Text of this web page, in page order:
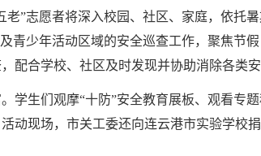
老”志愿者将深入校园、社区、家庭，依托
青少年活动区域的安全巡查工作，聚焦节
配合学校、社区及时发现并协助消除各类
学生们观摩“十防”安全教育展板、观看专
动现场，市关工委还向连云港市实验学校